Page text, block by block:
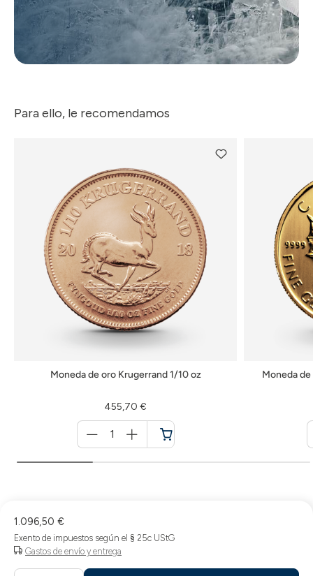
Para ello, le recomendamos
Moneda de oro Krugerrand 1/10 oz
455,70 €
für
Cesta
de
Moneda
1.096,50 €
Exento de impuestos según el § 25c UStG
Gastos de envío y entrega